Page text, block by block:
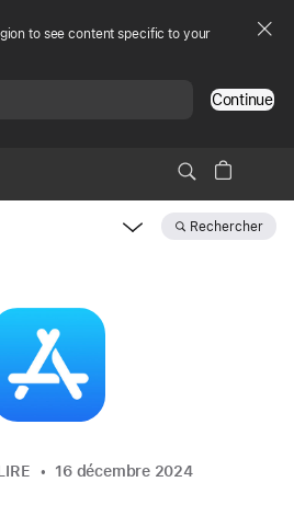
to see content specific to your
Continue
Rechercher
16 décembre 2024